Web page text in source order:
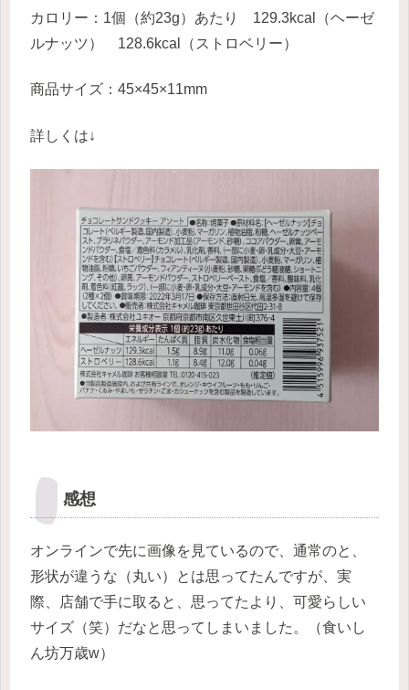
カロリー：1個（約23g）あたり 129.3kcal（ヘーゼ
ルナッツ） 128.6kcal（ストロベリー）
商品サイズ：45×45×11mm
詳しくは↓
感想
オンラインで先に画像を見ているので、通常のと、
形状が違うな（丸い）とは思ってたんですが、実
際、店舗で手に取ると、思ってたより、可愛らしい
サイズ（笑）だなと思ってしまいました。（食いし
ん坊万歳w）